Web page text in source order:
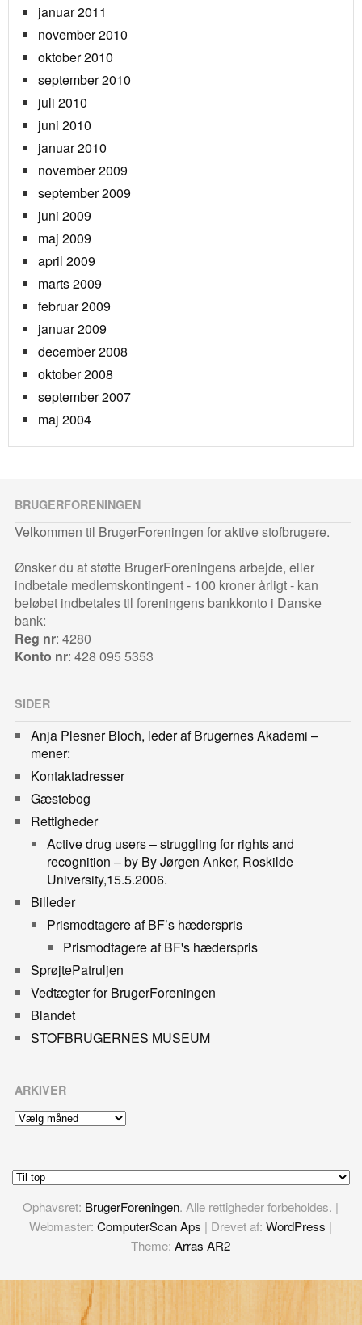
januar 2011
november 2010
oktober 2010
september 2010
juli 2010
juni 2010
januar 2010
november 2009
september 2009
juni 2009
maj 2009
april 2009
marts 2009
februar 2009
januar 2009
december 2008
oktober 2008
september 2007
maj 2004
BRUGERFORENINGEN
Velkommen til BrugerForeningen for aktive stofbrugere.
Ønsker du at støtte BrugerForeningens arbejde, eller
indbetale medlemskontingent - 100 kroner årligt - kan
beløbet indbetales til foreningens bankkonto i Danske
bank:
Reg nr: 4280
Konto nr: 428 095 5353
SIDER
Anja Plesner Bloch, leder af Brugernes Akademi –
mener:
Kontaktadresser
Gæstebog
Rettigheder
Active drug users – struggling for rights and
recognition – by By Jørgen Anker, Roskilde
University,15.5.2006.
Billeder
Prismodtagere af BF’s hæderspris
Prismodtagere af BF's hæderspris
SprøjtePatruljen
Vedtægter for BrugerForeningen
Blandet
STOFBRUGERNES MUSEUM
ARKIVER
Arkiver
Ophavsret: BrugerForeningen. Alle rettigheder forbeholdes. |
Webmaster:ComputerScan Aps | Drevet af:WordPress |
Theme:Arras AR2